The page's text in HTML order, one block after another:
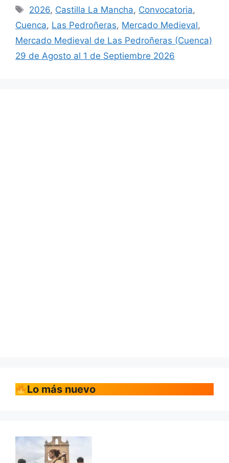
Etiquetas
2026, Castilla La Mancha, Convocatoria,
Cuenca, Las Pedroñeras, Mercado Medieval,
Mercado Medieval de Las Pedroñeras (Cuenca)
29 de Agosto al 1 de Septiembre 2026
Lo más nuevo